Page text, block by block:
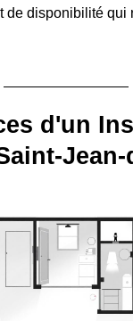
de disponibilité qui
d'un
Jean-